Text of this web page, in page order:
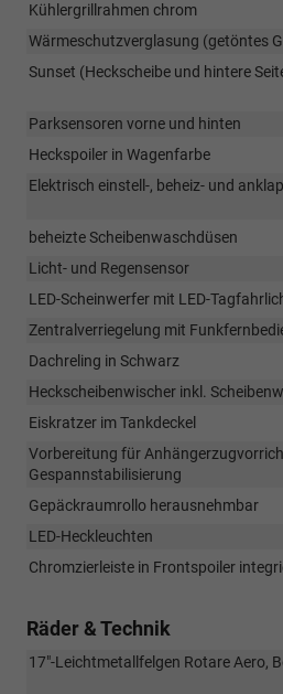
Kühlergrillrahmen chrom
Wärmeschutzverglasung (getöntes
Sunset (Heckscheibe und hintere
Parksensoren vorne und hinten
Heckspoiler in Wagenfarbe
Elektrisch einstell-, beheiz- und
beheizte Scheibenwaschdüsen
Licht- und Regensensor
LED-Scheinwerfer mit LED-
Zentralverriegelung mit
Dachreling in Schwarz
Heckscheibenwischer inkl.
Eiskratzer im Tankdeckel
Vorbereitung für
Gespannstabilisierung
Gepäckraumrollo herausnehmbar
LED-Heckleuchten
Chromzierleiste in Frontspoiler
Räder & Technik
17"-Leichtmetallfelgen Rotare Aero,